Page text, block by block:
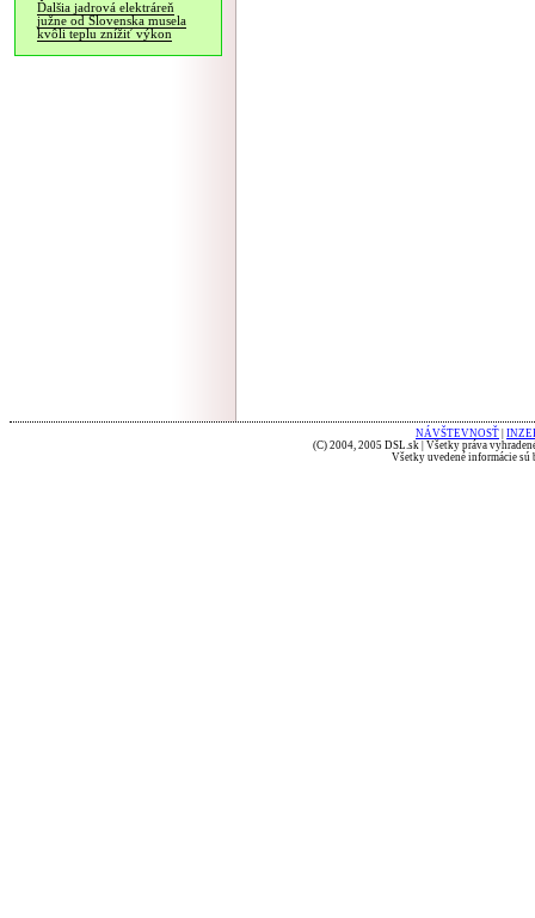
Ďalšia jadrová elektráreň
južne od Slovenska musela
kvôli teplu znížiť výkon
NÁVŠTEVNOSŤ
(C) 2004, 2005 DSL.sk | Všetky práva
Všetky uvedené informácie sú